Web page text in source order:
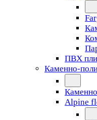
ПВХ
Каменно-
Alpine